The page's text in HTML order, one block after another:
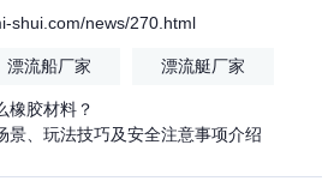
shui.com/news/270.html
漂流船厂家 漂流艇厂家
橡胶材料？
景、玩法技巧及安全注意事项介绍